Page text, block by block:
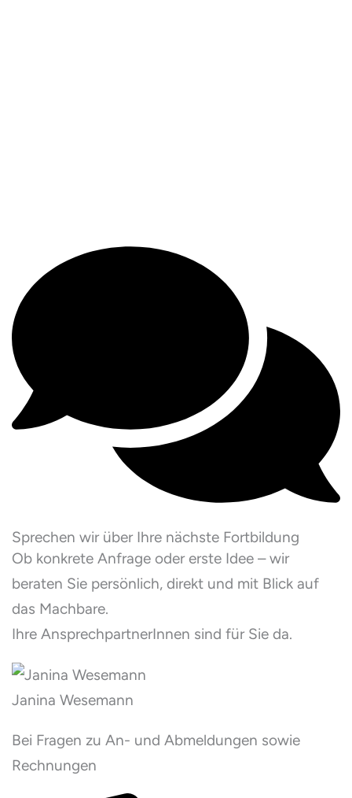
Sprechen wir über Ihre nächste Fortbildung
Ob konkrete Anfrage oder erste Idee – wir
beraten Sie persönlich, direkt und mit Blick auf
das Machbare.
Ihre AnsprechpartnerInnen sind für Sie da.
Janina Wesemann
Bei Fragen zu An- und Abmeldungen sowie
Rechnungen